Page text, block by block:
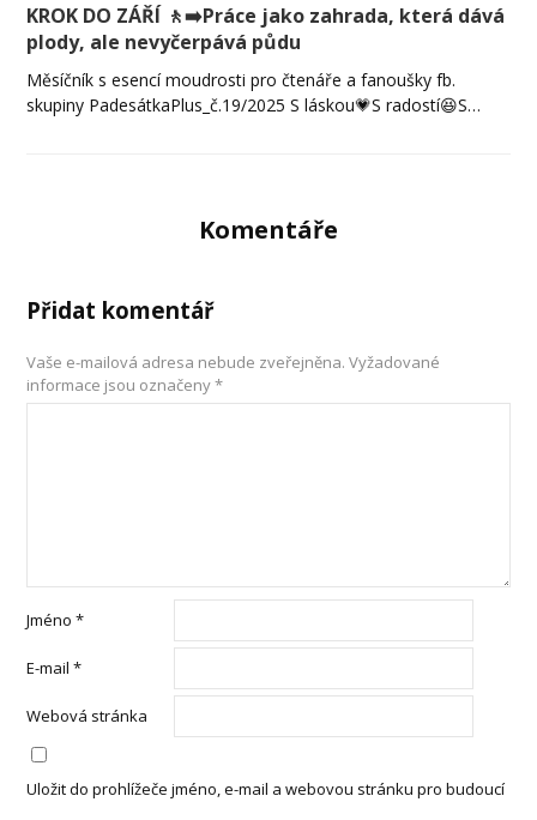
KROK DO ZÁŘÍ 🚶‍➡️Práce jako zahrada, která dává
plody, ale nevyčerpává půdu
Měsíčník s esencí moudrosti pro čtenáře a fanoušky fb.
skupiny PadesátkaPlus_č.19/2025 S láskou💗S radostí😆S…
Komentáře
Přidat komentář
Vaše e-mailová adresa nebude zveřejněna. Vyžadované
informace jsou označeny*
Jméno*
E-mail*
Webová stránka
Uložit do prohlížeče jméno, e-mail a webovou stránku pro budoucí